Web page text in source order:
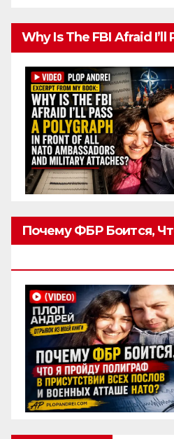
Why Is The FBI Afraid I’ll
Почему ФБР Боится,